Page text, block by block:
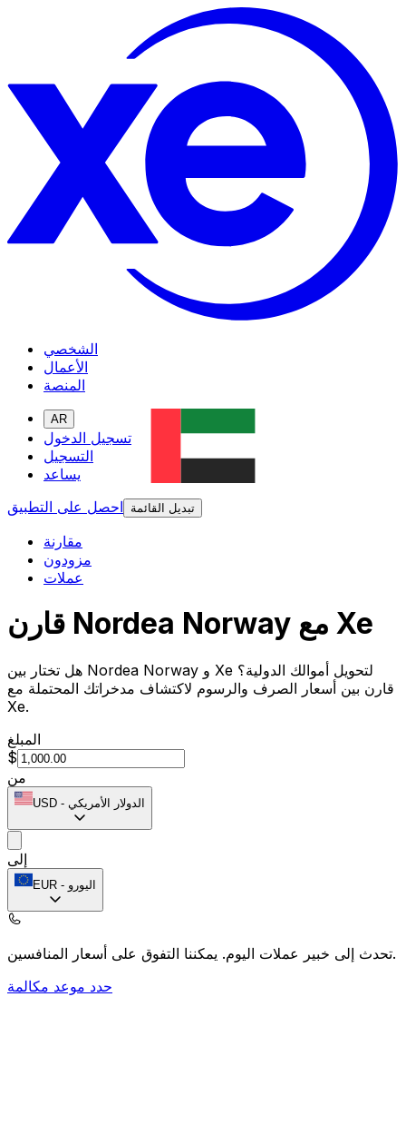
الشخصي
الأعمال
المنصة
AR
تسجيل الدخول
التسجيل
يساعد
احصل على التطبيق
تبديل القائمة
مقارنة
مزودون
عملات
قارن Nordea Norway مع Xe
هل تختار بين Nordea Norway و Xe لتحويل أموالك الدولية؟
قارن بين أسعار الصرف والرسوم لاكتشاف مدخراتك المحتملة مع
Xe.
المبلغ
$
من
USD - الدولار الأمريكي
إلى
EUR - اليورو
تحدث إلى خبير عملات اليوم.يمكننا التفوق على أسعار المنافسين.
حدد موعد مكالمة